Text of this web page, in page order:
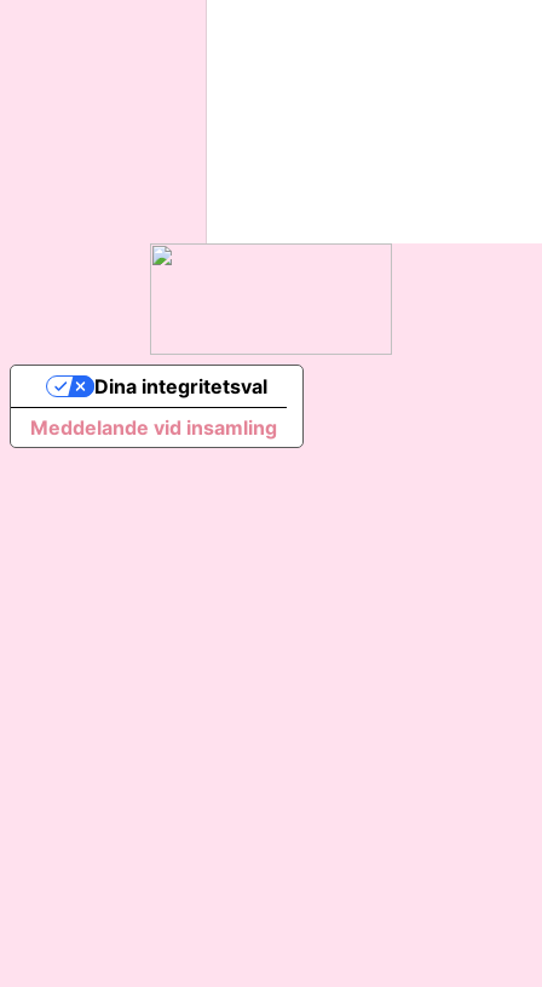
Meddelande vid insamling
Dina integritetsval